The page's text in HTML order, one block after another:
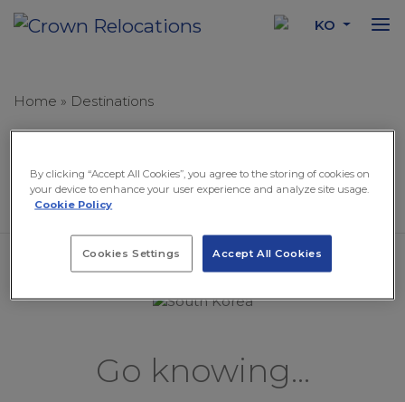
KO
Home » Destinations
Top Destinations
Go knowing...
By clicking “Accept All Cookies”, you agree to the storing of cookies on
your device to enhance your user experience and analyze site usage.
Cookie Policy
Accept All Cookies
Cookies Settings